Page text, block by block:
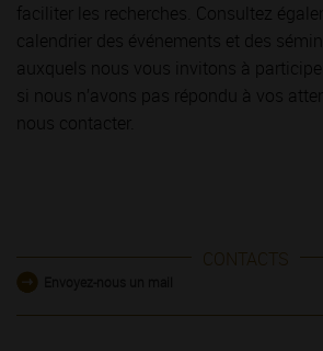
faciliter les recherches. Consultez
calendrier des événements et des
auxquels nous vous invitons à
si nous n’avons pas répondu à vos
nous contacter.
CONTACTS